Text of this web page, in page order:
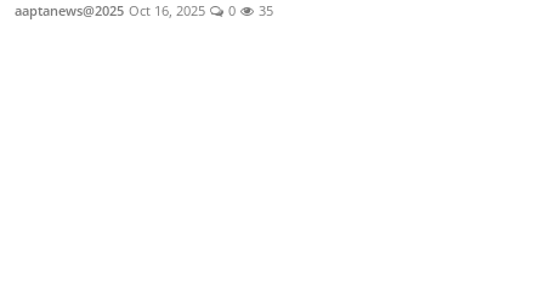
aaptanews@2025 Oct 16, 2025 0 35